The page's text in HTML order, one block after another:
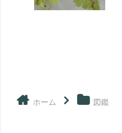
ホーム 図鑑